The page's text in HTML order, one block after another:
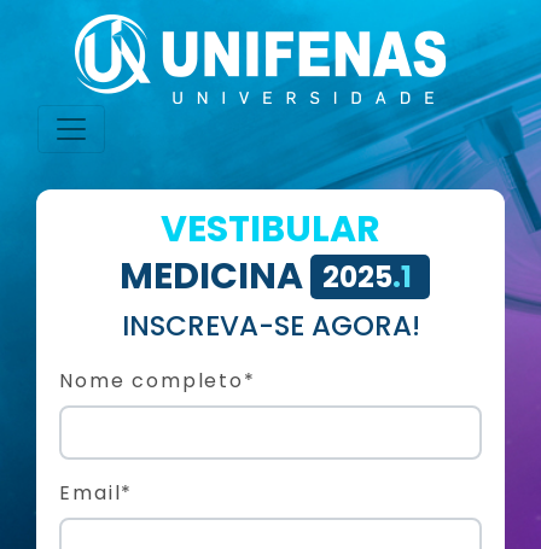
VESTIBULAR
MEDICINA 2025.1
INSCREVA-SE AGORA!
Nome completo*
Email*